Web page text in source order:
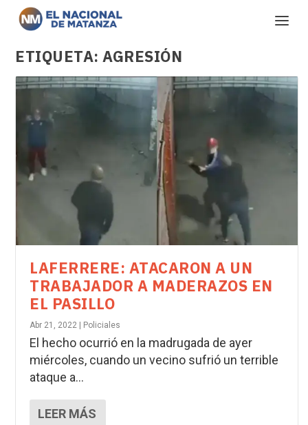
ETIQUETA:AGRESIÓN
LAFERRERE: ATACARON A UN
TRABAJADOR A MADERAZOS EN
EL PASILLO
Abr 21, 2022 Policiales
El hecho ocurrió en la madrugada de ayer
miércoles, cuando un vecino sufrió un terrible
ataque a...
LEER MÁS